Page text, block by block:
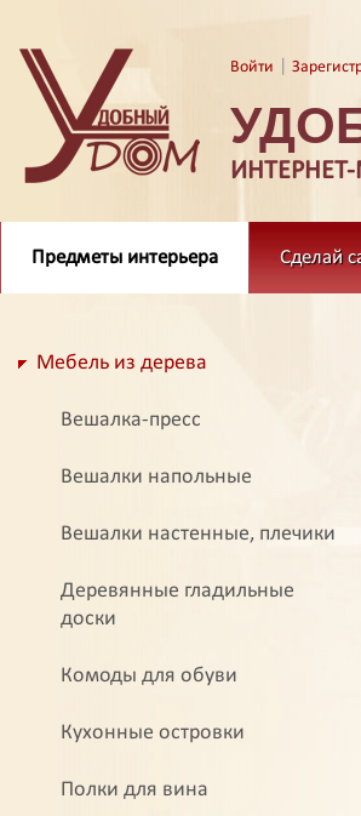
Войти
Предметы интерьера Сделай
Мебель из дерева
Вешалка-пресс
Вешалки напольные
Вешалки настенные, плечики
Деревянные гладильные
доски
Комоды для обуви
Кухонные островки
Полки для вина